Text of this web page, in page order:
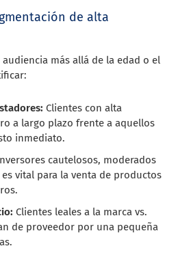
de alta
más allá de la edad o el
Clientes con alta
a largo plazo frente a aquellos
inmediato.
cautelosos, moderados
vital para la venta de productos
Clientes leales a la marca vs.
de proveedor por una pequeña